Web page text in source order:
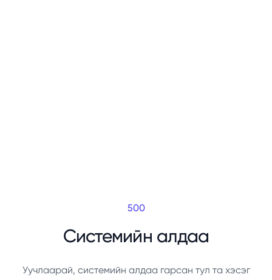
500
Системийн алдаа
Уучлаарай, системийн алдаа гарсан тул та хэсэг